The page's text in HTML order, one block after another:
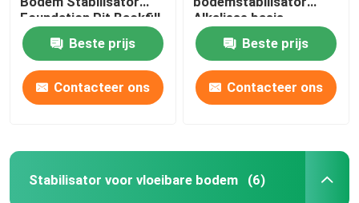
Foundation Pit Backfill
Bodem Stabilisatie
Beste prijs
Contacteer ons
Alkaliese basis
Bodemstabilisatie
Beste prijs
Contacteer ons
Stabilisator voor vloeibare bodem (6)